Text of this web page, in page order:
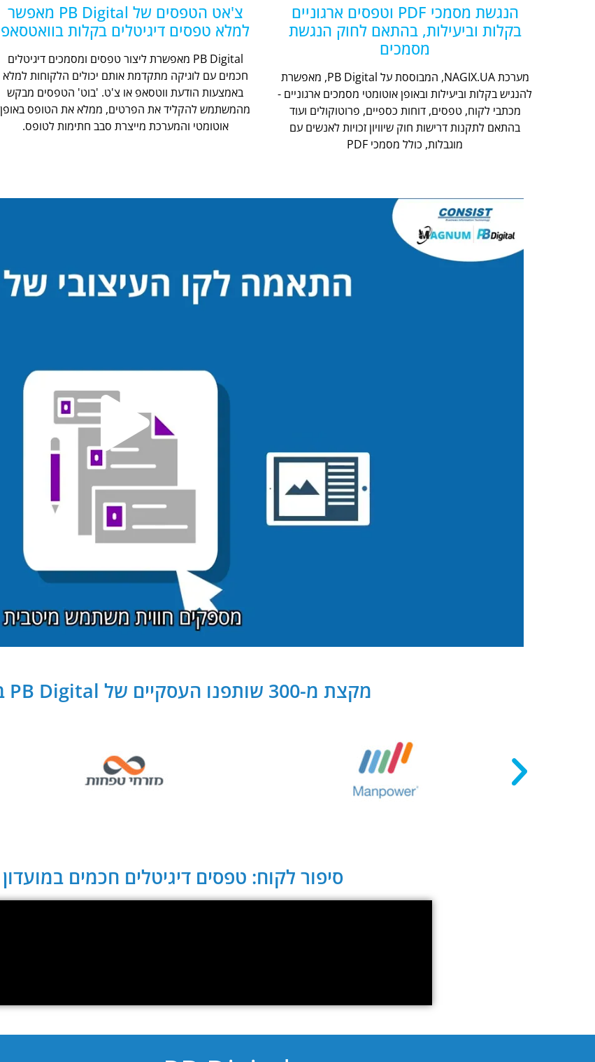
הנגשת מסמכי PDF וטפסים ארגוניים
בקלות וביעילות, בהתאם לחוק הנגשת
מסמכים
מערכת NAGIX.UA, המבוססת על PB Digital, מאפשרת
להנגיש בקלות וביעילות ובאופן אוטומטי מסמכים ארגוניים -
מכתבי לקוח, טפסים, דוחות כספיים, פרוטוקולים ועוד
בהתאם לתקנות דרישות חוק שיוויון זכויות לאנשים עם
מוגבלות, כולל מסמכי PDF
צ'אט הטפסים של PB Digital מאפשר
למלא טפסים דיגיטלים בקלות בוואטסאפ
PB Digital מאפשרת ליצור טפסים ומסמכים דיגיטלים
חכמים עם לוגיקה מתקדמת אותם יכולים הלקוחות למלא
באמצעות הודעת ווטסאפ או צ'ט. 'בוט' הטפסים מבקש
מהמשתמש להקליד את הפרטים, ממלא את הטופס באופן
אוטומטי והמערכת מייצרת סבב חתימות לטופס.
מקצת מ-300 שותפנו העסקיים של PB Digital בישראל ובעולם:
סיפור לקוח: טפסים דיגיטלים חכמים במועדון CLUB 365: